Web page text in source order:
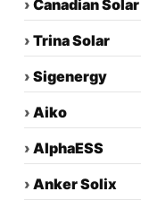
› Canadian Solar
› Trina Solar
› Sigenergy
› Aiko
› AlphaESS
› Anker Solix